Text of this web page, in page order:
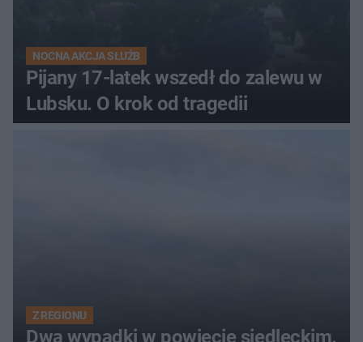
NOCNA AKCJA SŁUŻB
Pijany 17-latek wszedł do zalewu w
Lubsku. O krok od tragedii
Z REGIONU
Dwa wypadki w powiecie siedleckim.